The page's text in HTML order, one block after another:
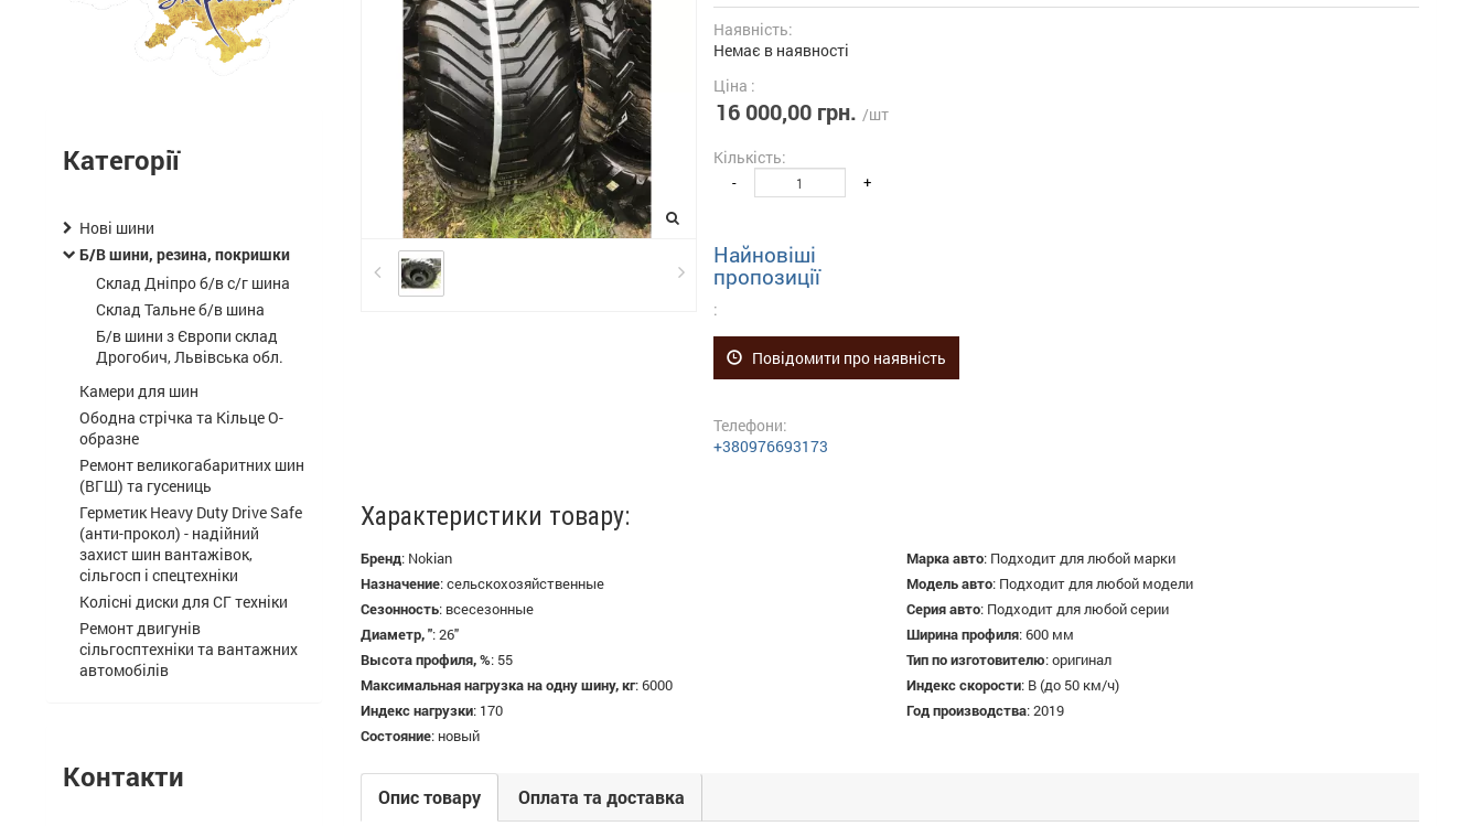
Наявність:
Немає в наявності
Ціна :
16 000,00 грн. /шт
Кількість:
- +
Найновіші
пропозиції
:
Повідомити про наявність
Телефони:
+380976693173
Характеристики товару:
Бренд: Nokian Марка авто: Подходит для любой марки
Назначение:сельскохозяйственные Модель авто: Подходит для любой модели
Сезонность: всесезонные Серия авто: Подходит для любой серии
Диаметр, ":26" Ширина профиля:600 мм
Высота профиля, %: 55 Тип по изготовителю:оригинал
Максимальная нагрузка на одну шину, кг:6000 Индекс скорости: B (до 50 км/ч)
Индекс нагрузки: 170 Год производства:2019
Состояние: новый
Опис товару Оплата та доставка
Категорії
Нові шини
Б/В шини, резина, покришки
Склад Дніпро б/в с/г шина
Склад Тальне б/в шина
Б/в шини з Європи склад
Дрогобич, Львівська обл.
Камери для шин
Ободна стрічка та Кільце О-
образне
Ремонт великогабаритних шин
(ВГШ) та гусениць
Герметик Heavy Duty Drive Safe
(анти-прокол) - надійний
захист шин вантажівок,
сільгосп і спецтехніки
Колісні диски для СГ техніки
Ремонт двигунів
сільгосптехніки та вантажних
автомобілів
Контакти